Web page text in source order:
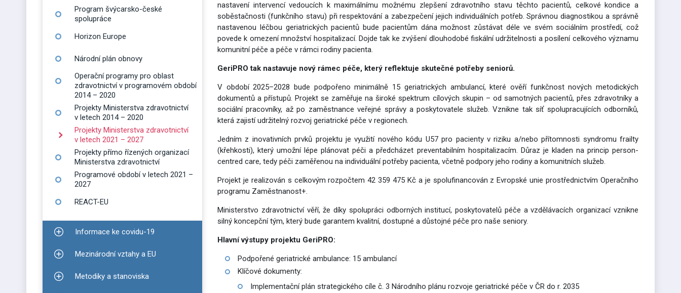
Program švýcarsko-české
spolupráce
Horizon Europe
Národní plán obnovy
Operační programy pro oblast
zdravotnictví v programovém období
2014 – 2020
Projekty Ministerstva zdravotnictví
v letech 2014 – 2020
Projekty Ministerstva zdravotnictví
v letech 2021 – 2027
Projekty přímo řízených organizací
Ministerstva zdravotnictví
Programové období v letech 2021 –
2027
REACT-EU
Zobrazit podmenu pro Informace ke covidu-19
Informace ke covidu-19
Zobrazit podmenu pro Mezinárodní vztahy a EU
Mezinárodní vztahy a EU
Zobrazit podmenu pro Metodiky a stanoviska
Metodiky a stanoviska
nastavení intervencí vedoucích k maximálnímu možnému zlepšení zdravotního stavu těchto pacientů, celkové kondice a
soběstačnosti (funkčního stavu) při respektování a zabezpečení jejich individuálních potřeb. Správnou diagnostikou a správně
nastavenou léčbou geriatrických pacientů bude pacientům dána možnost zůstávat déle ve svém sociálním prostředí, což
povede k omezení množství hospitalizací. Dojde tak ke zvýšení dlouhodobé fiskální udržitelnosti a posílení celkového významu
komunitní péče a péče v rámci rodiny pacienta.
GeriPRO tak nastavuje nový rámec péče, který reflektuje skutečné potřeby seniorů.
V období 2025–2028 bude podpořeno minimálně 15 geriatrických ambulancí, které ověří funkčnost nových metodických
dokumentů a přístupů. Projekt se zaměřuje na široké spektrum cílových skupin – od samotných pacientů, přes zdravotníky a
sociální pracovníky, až po zaměstnance veřejné správy a poskytovatele služeb. Vznikne tak síť spolupracujících odborníků,
která zajistí udržitelný rozvoj geriatrické péče v regionech.
Jedním z inovativních prvků projektu je využití nového kódu U57 pro pacienty v riziku a/nebo přítomnosti syndromu frailty
(křehkosti), který umožní lépe plánovat péči a předcházet preventabilním hospitalizacím. Důraz je kladen na princip person-
centred care, tedy péči zaměřenou na individuální potřeby pacienta, včetně podpory jeho rodiny a komunitních služeb.
Projekt je realizován s celkovým rozpočtem 42 359 475 Kč a je spolufinancován z Evropské unie prostřednictvím Operačního
programu Zaměstnanost+.
Ministerstvo zdravotnictví věří, že díky spolupráci odborných institucí, poskytovatelů péče a vzdělávacích organizací vznikne
silný koncepční tým, který bude garantem kvalitní, dostupné a důstojné péče pro naše seniory.
Hlavní výstupy projektu GeriPRO:
Podpořené geriatrické ambulance: 15 ambulancí
Klíčové dokumenty:
Implementační plán strategického cíle č. 3 Národního plánu rozvoje geriatrické péče v ČR do r. 2035